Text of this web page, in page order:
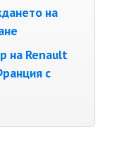
на
на Renault
с